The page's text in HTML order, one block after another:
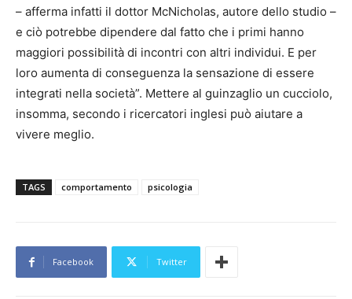
– afferma infatti il dottor McNicholas, autore dello studio –
e ciò potrebbe dipendere dal fatto che i primi hanno
maggiori possibilità di incontri con altri individui. E per
loro aumenta di conseguenza la sensazione di essere
integrati nella società”. Mettere al guinzaglio un cucciolo,
insomma, secondo i ricercatori inglesi può aiutare a
vivere meglio.
TAGS comportamento psicologia
Facebook Twitter